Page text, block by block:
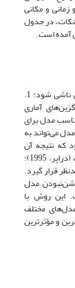
و مکانی
نکات، در جدول
عدم اطمینان مدل‌های تجربی ممکن است از سه عامل ناشی شود: 1.
جایگزین‌های آماری
تصریح مناسب مدل برای
می‌تواند به
که نتیجه آن
پیش‌بینی‌های نامناسب و استنتاج آماری نادرست است (دراپر، 1995)؛
قرار گیرد.
مدل
این روش با
مختلف
و مؤثرترین